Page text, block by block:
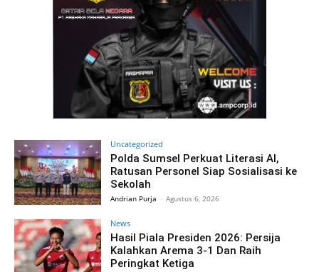
Uncategorized
Polda Sumsel Perkuat Literasi AI,
Ratusan Personel Siap Sosialisasi ke
Sekolah
Andrian Purja - Agustus 6, 2026
News
Hasil Piala Presiden 2026: Persija
Kalahkan Arema 3-1 Dan Raih
Peringkat Ketiga